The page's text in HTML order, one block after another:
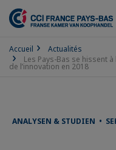
Accueil
Actualités
Les Pays-Bas se hissent
de l’innovation en 2018
ANALYSEN & STUDIEN •